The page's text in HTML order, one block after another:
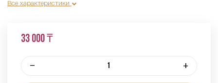
Все характеристики
33 000 ₸
– +